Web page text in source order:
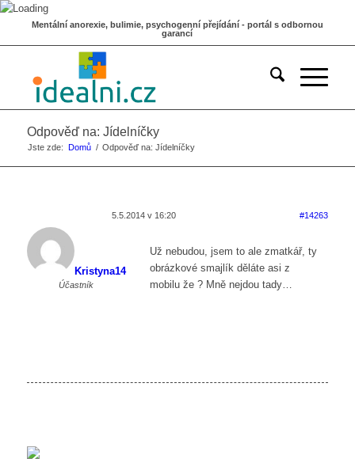
Mentální anorexie, bulimie, psychogenní přejídání - portál s odbornou
garancí
Odpověď na: Jídelníčky
Jste zde: Domů / Odpověď na: Jídelníčky
5.5.2014 v 16:20 #14263
Kristyna14
Účastník
Už nebudou, jsem to ale zmatkář, ty
obrázkové smajlík děláte asi z
mobilu že ? Mně nejdou tady…